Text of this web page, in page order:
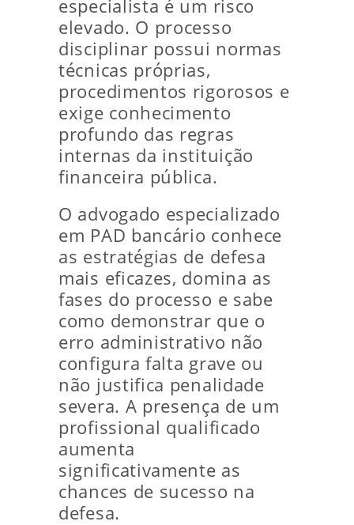
especialista é um risco
elevado. O processo
disciplinar possui normas
técnicas próprias,
procedimentos rigorosos e
exige conhecimento
profundo das regras
internas da instituição
financeira pública.
O advogado especializado
em PAD bancário conhece
as estratégias de defesa
mais eficazes, domina as
fases do processo e sabe
como demonstrar que o
erro administrativo não
configura falta grave ou
não justifica penalidade
severa. A presença de um
profissional qualificado
aumenta
significativamente as
chances de sucesso na
defesa.